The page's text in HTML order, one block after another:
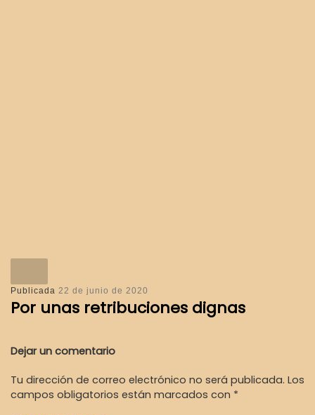
Publicada 22 de junio de 2020
Por unas retribuciones dignas
Dejar un comentario
Tu dirección de correo electrónico no será publicada. Los
campos obligatorios están marcados con *